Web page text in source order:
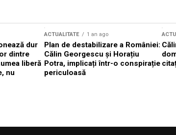
dur
dintre
liberă
nu
ACTUALITATE 1 an ago
Plan de destabilizare a României:
Călin Georgescu și Horațiu
Potra, implicați într-o conspirație
periculoasă